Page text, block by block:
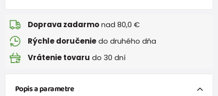
Doprava zadarmonad 80,0 €
Rýchle doručeniedo druhého dňa
Vrátenie tovaru do 30 dní
Popis a parametre